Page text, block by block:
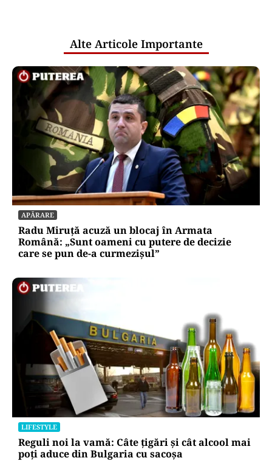
Alte Articole Importante
APĂRARE
Radu Miruță acuză un blocaj în Armata
Română: „Sunt oameni cu putere de decizie
care se pun de-a curmezișul”
LIFESTYLE
Reguli noi la vamă: Câte țigări și cât alcool mai
poți aduce din Bulgaria cu sacoșa